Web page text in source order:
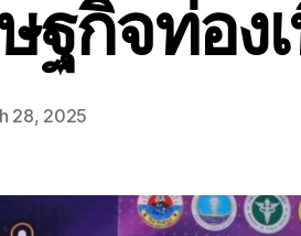
ฐกิจท่อง
28, 2025